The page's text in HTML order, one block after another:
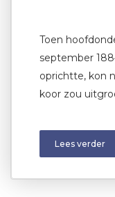
Toen
september
oprichtte, kon
koor zou
Lees verder